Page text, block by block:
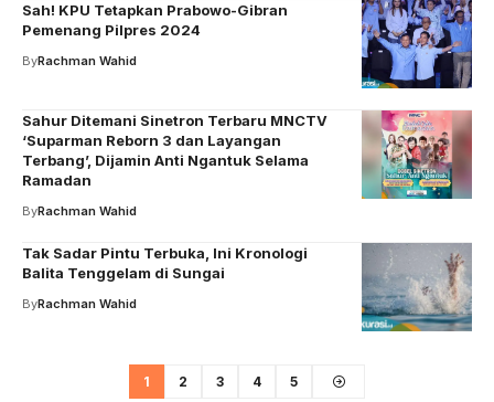
Sah! KPU Tetapkan Prabowo-Gibran
Pemenang Pilpres 2024
ByRachman Wahid
Sahur Ditemani Sinetron Terbaru MNCTV
‘Suparman Reborn 3 dan Layangan
Terbang’, Dijamin Anti Ngantuk Selama
Ramadan
ByRachman Wahid
Tak Sadar Pintu Terbuka, Ini Kronologi
Balita Tenggelam di Sungai
ByRachman Wahid
1 2 3 4 5